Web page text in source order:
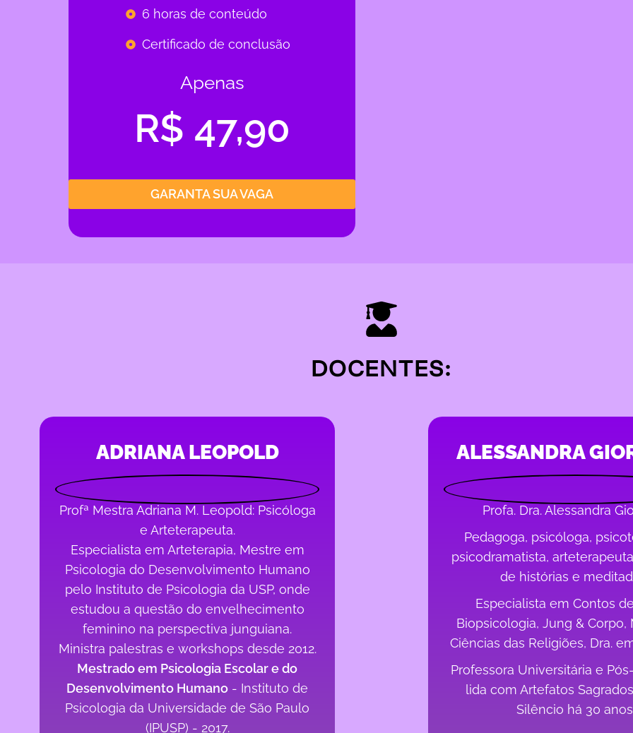
6 horas de conteúdo
Certificado de conclusão
Apenas
R$ 47,90
GARANTA SUA VAGA
DOCENTES:
ADRIANA LEOPOLD
Profª Mestra Adriana M. Leopold: Psicóloga
e Arteterapeuta.
Especialista em Arteterapia, Mestre em
Psicologia do Desenvolvimento Humano
pelo Instituto de Psicologia da USP, onde
estudou a questão do envelhecimento
feminino na perspectiva junguiana.
Ministra palestras e workshops desde 2012.
Mestrado em Psicologia Escolar e do
Desenvolvimento Humano - Instituto de
Psicologia da Universidade de São Paulo
(IPUSP) - 2017.
ALESSANDRA
Profa. Dra. Alessandra
Pedagoga, psicóloga,
psicodramatista,
de histórias e
Especialista em Contos
Biopsicologia, Jung & Corpo,
Ciências das Religiões, Dra.
Professora Universitária e
lida com Artefatos
Silêncio há 30